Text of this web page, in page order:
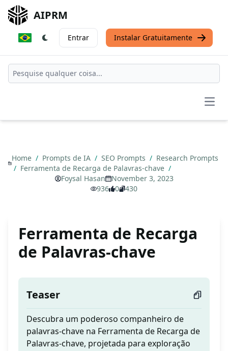
AIPRM
Entrar Instalar Gratuitamente
Home / Prompts de IA / SEO Prompts / Research Prompts
/ Ferramenta de Recarga de Palavras-chave /
Foysal Hasan
November 3, 2023
936
0 430
Ferramenta de Recarga
de Palavras-chave
Teaser
Descubra um poderoso companheiro de
palavras-chave na Ferramenta de Recarga de
Palavras-chave, projetada para exploração